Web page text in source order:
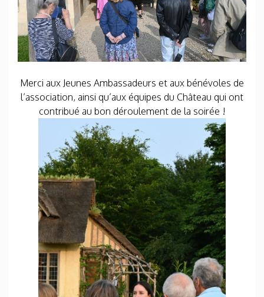
Merci aux Jeunes Ambassadeurs et aux bénévoles de
l’association, ainsi qu’aux équipes du Château qui ont
contribué au bon déroulement de la soirée !